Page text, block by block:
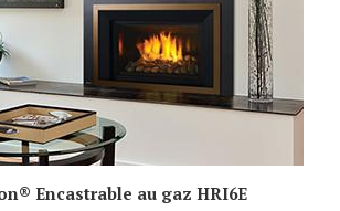
Encastrable au gaz HRI6E